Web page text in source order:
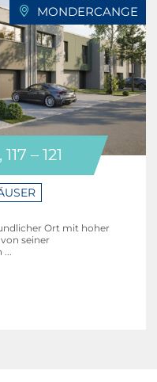
MONDERCANGE
– 121
Ort mit hoher
seiner